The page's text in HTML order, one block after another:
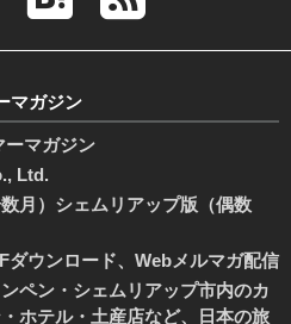
マガジン
ーマガジン
Ltd.
月）シェムリアップ版（偶数
ダウンロード、Webメルマガ配信
ペン・シェムリアップ市内のカ
ホテル・土産店など、日本の旅